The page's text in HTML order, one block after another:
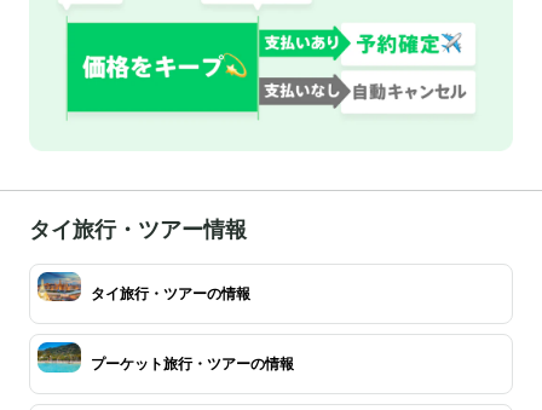
タイ旅行・ツアー情報
タイ旅行・ツアーの情報
プーケット旅行・ツアーの情報